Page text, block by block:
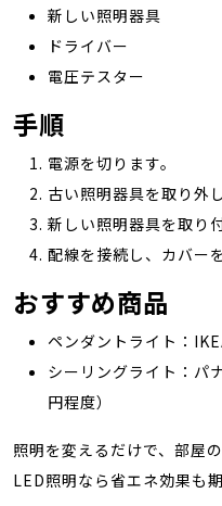
新しい照明器具
ドライバー
電圧テスター
手順
電源を切ります。
古い照明器具を取り外し
新しい照明器具を取り
配線を接続し、カバー
おすすめ商品
ペンダントライト：
シーリングライト：パ
円程度）
照明を変えるだけで、部屋
LED照明なら省エネ効果も期